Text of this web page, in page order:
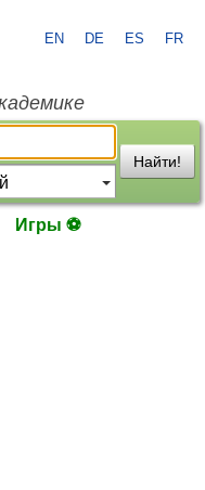
EN DE ES FR
Найти!
Игры ⚽